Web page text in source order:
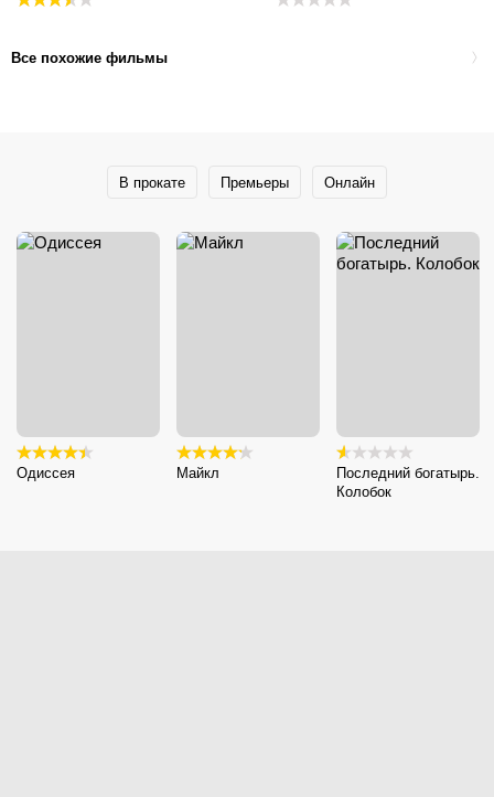
Все похожие фильмы
В прокате Премьеры Онлайн
Одиссея Майкл
Последний богатырь.
Колобок